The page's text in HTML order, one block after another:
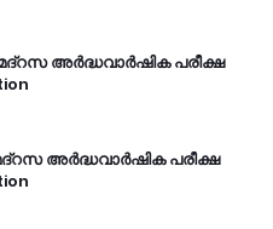
മദ്റസ അർദ്ധവാർഷിക പരീക്ഷ
മദ്റസ അർദ്ധവാർഷിക പരീക്ഷ